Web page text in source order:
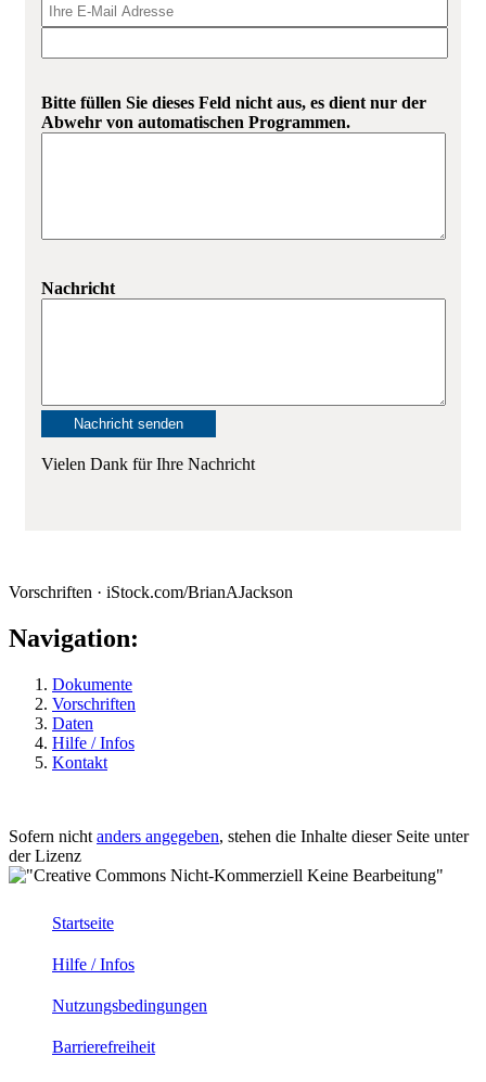
Bitte füllen Sie dieses Feld nicht aus, es dient nur der
Abwehr von automatischen Programmen.
Nachricht
Vielen Dank für Ihre Nachricht
Vorschriften · iStock.com/BrianAJackson
Navigation:
Dokumente
Vorschriften
Daten
Hilfe / Infos
Kontakt
Sofern nicht anders angegeben, stehen die Inhalte dieser Seite unter
der Lizenz
Startseite
Hilfe / Infos
Nutzungsbedingungen
Barrierefreiheit